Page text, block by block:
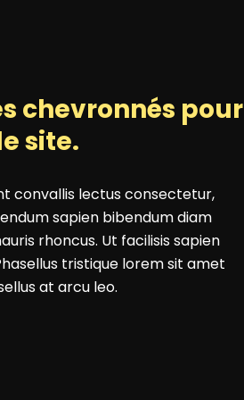
chevronnés pour
site.
convallis lectus consectetur,
sapien bibendum diam
rhoncus. Ut facilisis sapien
tristique lorem sit amet
at arcu leo.